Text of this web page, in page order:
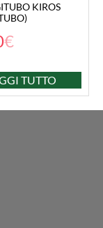
KIROS
€
TUTTO